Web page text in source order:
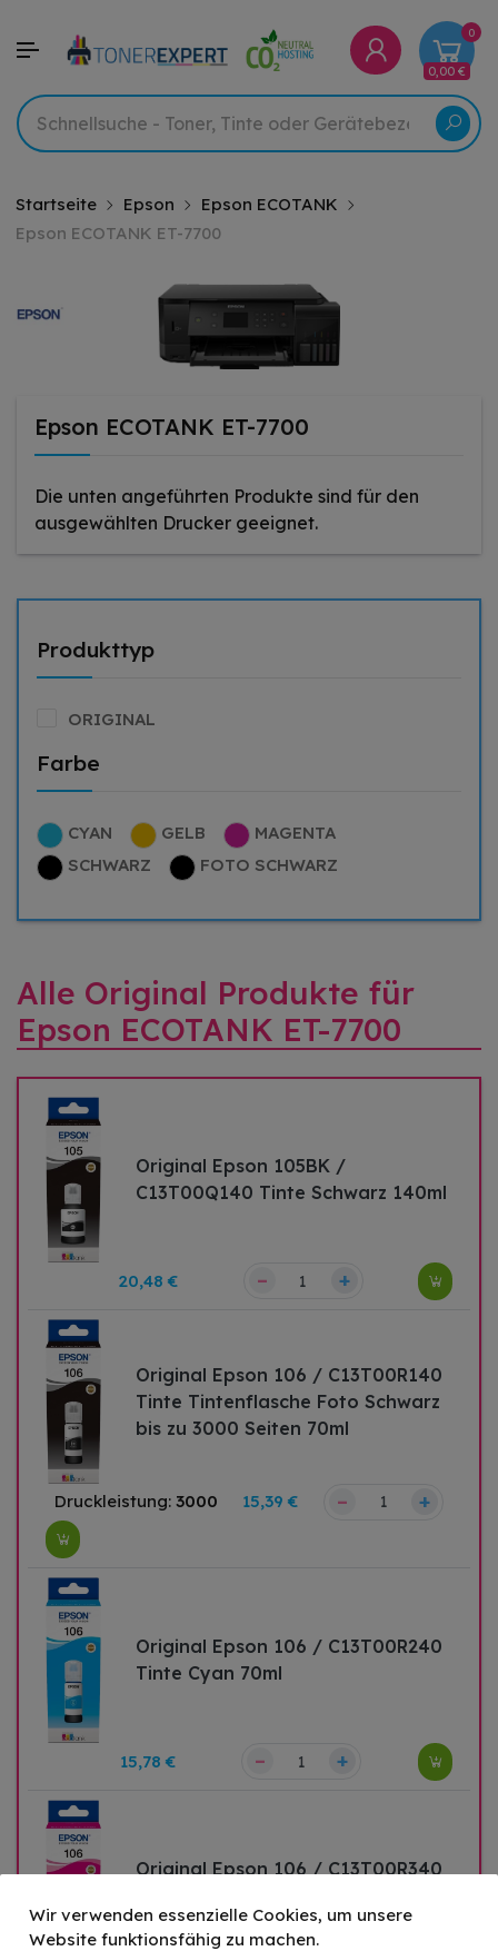
0
0,00 €
Startseite Epson
Epson ECOTANK
Epson ECOTANK ET-7700
Epson ECOTANK ET-7700
Die unten angeführten Produkte sind für den
ausgewählten Drucker geeignet.
Produkttyp
ORIGINAL
Farbe
CYAN GELB
MAGENTA
SCHWARZ
FOTO SCHWARZ
Alle Original Produkte für
Epson ECOTANK ET-7700
Original Epson 105BK /
C13T00Q140 Tinte Schwarz 140ml
20,48 € – +
Original Epson 106 / C13T00R140
Tinte Tintenflasche Foto Schwarz
bis zu 3000 Seiten 70ml
Druckleistung: 3000 15,39 € – +
Original Epson 106 / C13T00R240
Tinte Cyan 70ml
15,78 € – +
Original Epson 106 / C13T00R340
Wir verwenden essenzielle Cookies, um unsere
Website funktionsfähig zu machen.